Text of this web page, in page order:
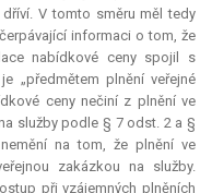
V tomto směru měl tedy
informaci o tom, že
nabídkové ceny spojil s
„předmětem plnění veřejné
ceny nečiní z plnění ve
služby podle § 7 odst. 2 a §
na tom, že plnění ve
zakázkou na služby.
při vzájemných plněních